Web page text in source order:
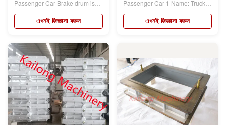
Passenger Car Brake drum is
an important part...
এখনই জিজ্ঞাসা করুন
Passenger Car 1 Name: Truck
brake drum...
এখনই জিজ্ঞাসা করুন